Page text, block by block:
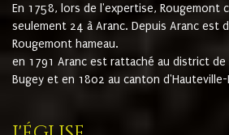
En 1758, lors de l'expertise, Rougemont
seulement 24 à Aranc. Depuis Aranc est
Rougemont hameau.
en 1791 Aranc est rattaché au district de
Bugey et en 1802 au canton d'Hauteville-